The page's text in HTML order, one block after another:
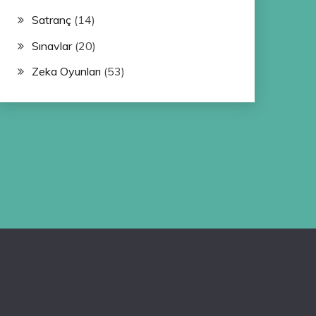
Satranç(14)
Sınavlar(20)
Zeka Oyunları (53)